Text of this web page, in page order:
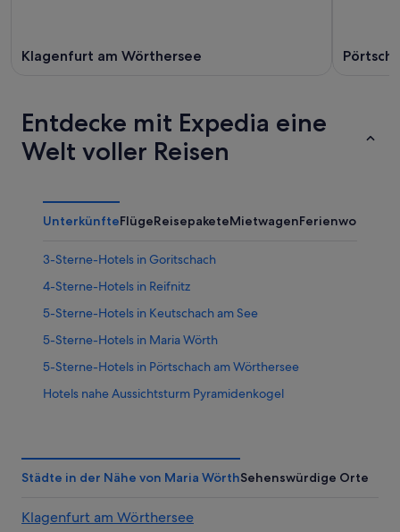
Klagenfurt am Wörthersee
Entdecke mit Expedia eine
Welt voller Reisen
UnterkünfteFlügeReisepaketeMietwagen
3-Sterne-Hotels in Goritschach
4-Sterne-Hotels in Reifnitz
5-Sterne-Hotels in Keutschach am See
5-Sterne-Hotels in Maria Wörth
5-Sterne-Hotels in Pörtschach am Wörthersee
Hotels nahe Aussichtsturm Pyramidenkogel
Wohnungen in Goritschach
Hotels mit Fitnessbereich in Keutschach am See
Städte in der Nähe von Maria WörthSehenswürdige Orte
Klagenfurt am Wörthersee